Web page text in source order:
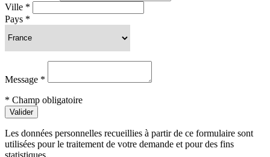
Ville *
Pays *
Message *
* Champ obligatoire
Valider
Les données personnelles recueillies à partir de ce formulaire sont
utilisées pour le traitement de votre demande et pour des fins
statistiques.